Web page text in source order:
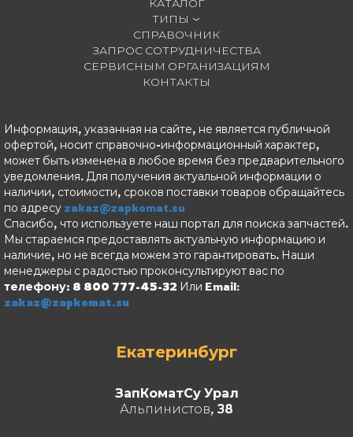
КАТАЛОГ
ТИПЫ
СПРАВОЧНИК
ЗАПРОС СОТРУДНИЧЕСТВА
СЕРВИСНЫМ ОРГАНИЗАЦИЯМ
КОНТАКТЫ
Информация, указанная на сайте, не является публичной
офертой, носит справочно-информационный характер,
может быть изменена в любое время без предварительного
уведомления. Для получения актуальной информации о
наличии, стоимости, сроков поставки товаров обращайтесь
по адресу zakaz@zapkomat.su
Спасибо, что используете наш портал для поиска запчастей.
Мы стараемся предоставлять актуальную информацию и
наличие, но не всегда можем это гарантировать. Наши
менеджеры с радостью проконсультируют вас по
телефону: 8 800 777-45-32 Или Email:
zakaz@zapkomat.su
Екатеринбург
ЗапКоматСу Урал
Альпинистов, 38